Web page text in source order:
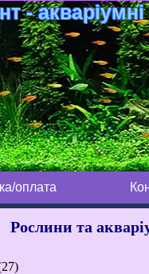
-
оплата
Рослини та